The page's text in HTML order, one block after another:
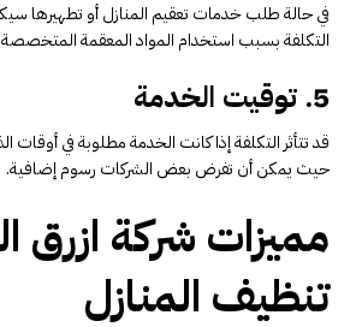
في حالة طلب خدمات تعقيم المنازل أو تطهيرها
التكلفة بسبب استخدام المواد المعقمة
5. توقيت الخدمة
قد تتأثر التكلفة إذا كانت الخدمة مطلوبة في أوقات
حيث يمكن أن تفرض بعض الشركات رسوم إضافية.
مميزات شركة ازرق
تنظيف المنازل